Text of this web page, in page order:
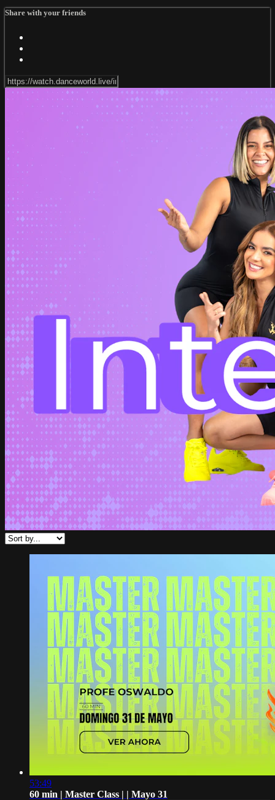
Share with your friends
53:49
60 min | Master Class | | Mayo 31